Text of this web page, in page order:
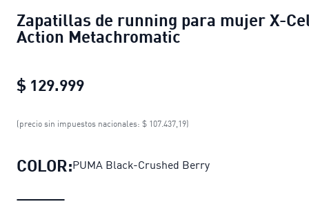
Zapatillas de running para mujer X-
Action Metachromatic
$ 129.999
Zapatillas de running para mujer
(precio sin impuestos nacionales: $ 107.437,19)
COLOR:PUMA Black-Crushed Berry